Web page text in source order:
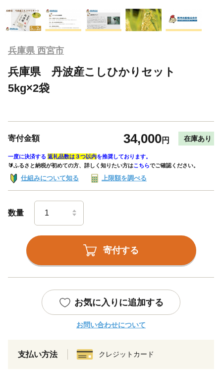
兵庫県 西宮市
兵庫県 丹波産こしひかりセット
5kg×2袋
寄付金額 34,000円 在庫あり
一度に決済する 返礼品数は３つ以内を推奨しております。
🔰ふるさと納税が初めての方、詳しく知りたい方はこちらでご確認ください。
仕組みについて知る 上限額を調べる
数量
寄付する
お気に入りに追加する
お問い合わせについて
支払い方法 クレジットカード